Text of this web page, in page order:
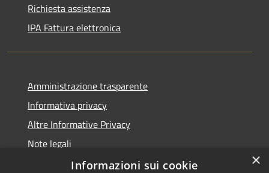
Richiesta assistenza
IPA Fattura elettronica
Amministrazione trasparente
Informativa privacy
Altre Informative Privacy
Note legali
Dichiarazione di accessibilità
×
Informazioni sui cookie